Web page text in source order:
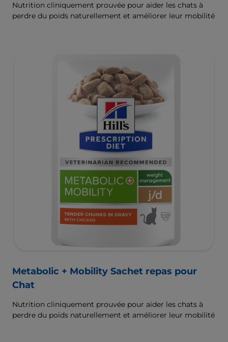
Nutrition cliniquement prouvée pour aider les chats à
perdre du poids naturellement et améliorer leur mobilité
Metabolic + Mobility Sachet repas pour
Chat
Nutrition cliniquement prouvée pour aider les chats à
perdre du poids naturellement et améliorer leur mobilité